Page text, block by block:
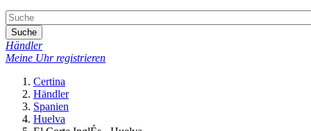
Suche
Händler
Meine Uhr registrieren
Certina
Händler
Spanien
Huelva